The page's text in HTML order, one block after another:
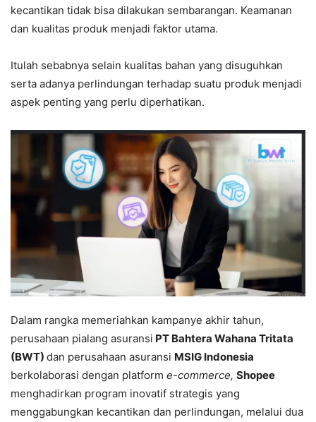
kecantikan tidak bisa dilakukan sembarangan. Keamanan
dan kualitas produk menjadi faktor utama.
Itulah sebabnya selain kualitas bahan yang disuguhkan
serta adanya perlindungan terhadap suatu produk menjadi
aspek penting yang perlu diperhatikan.
Dalam rangka memeriahkan kampanye akhir tahun,
perusahaan pialang asuransi PT Bahtera Wahana Tritata
(BWT) dan perusahaan asuransi MSIG Indonesia
berkolaborasi dengan platform e-commerce, Shopee
menghadirkan program inovatif strategis yang
menggabungkan kecantikan dan perlindungan, melalui dua